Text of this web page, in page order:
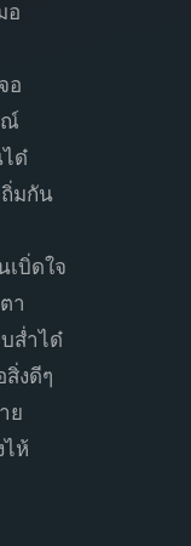
อ
อ
ณ์
ด๋
มกัน
บิ่ดใจ
า
ส่ำได๋
สิ่งดีๆ
ย
ห้